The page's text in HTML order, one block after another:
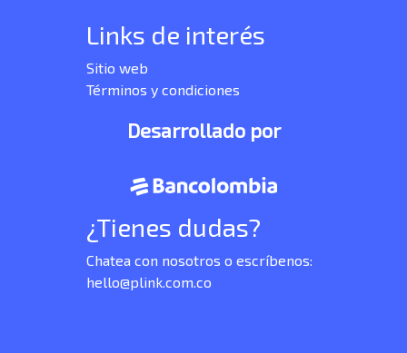
Links de interés
Sitio web
Términos y condiciones
Desarrollado por
¿Tienes dudas?
Chatea con nosotros o escríbenos:
hello@plink.com.co